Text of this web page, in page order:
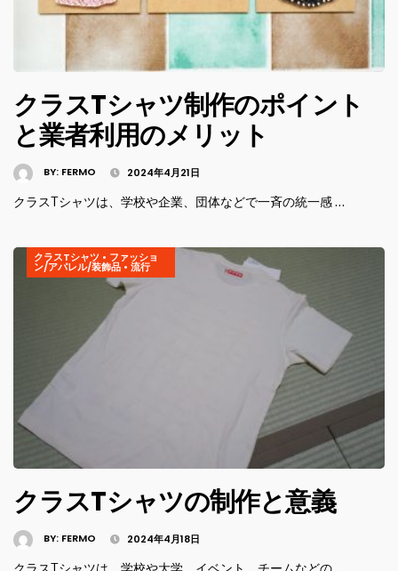
クラスTシャツ制作のポイント
と業者利用のメリット
BY: FERMO 2024年4月21日
クラスTシャツは、学校や企業、団体などで一斉の統一感 …
クラスTシャツ • ファッショ
ン/アパレル/装飾品 • 流行
クラスTシャツの制作と意義
BY: FERMO 2024年4月18日